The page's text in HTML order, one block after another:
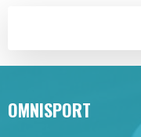
OMNISPORT